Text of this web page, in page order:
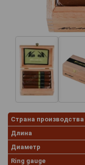
Страна производства
Длина
Диаметр
Ring gauge